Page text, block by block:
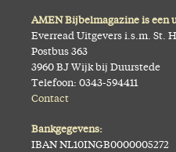
AMEN Bijbelmagazine is een
Everread Uitgevers i.s.m. St.
Postbus 363
3960 BJ Wijk bij Duurstede
Telefoon: 0343-594411
Contact
Bankgegevens:
IBAN NL10INGB0000005272